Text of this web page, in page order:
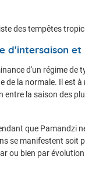
des tempêtes
d'intersaison
d'un régime de
la normale. Il est
la saison des
que Pamandzi
se manifestent soit
ou bien par